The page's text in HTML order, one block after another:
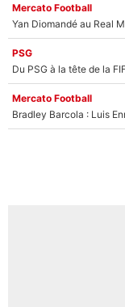
Mercato Football
Yan Diomandé au Real
PSG
Mercato Football